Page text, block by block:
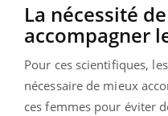
La nécessité
accompagner
Pour ces scientifiques,
nécessaire de mieux
ces femmes pour éviter